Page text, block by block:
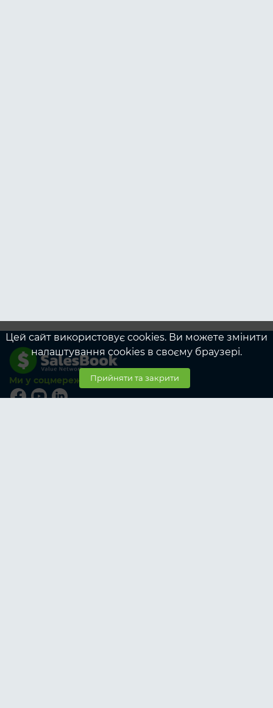
Ми у соцмережах
Цей сайт використовує cookies. Ви можете змінити
налаштування cookies в своєму браузері.
Прийняти та закрити